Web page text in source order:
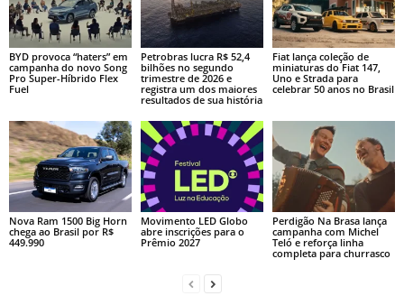
BYD provoca “haters” em
campanha do novo Song
Pro Super-Híbrido Flex
Fuel
Petrobras lucra R$ 52,4
bilhões no segundo
trimestre de 2026 e
registra um dos maiores
resultados de sua história
Fiat lança coleção de
miniaturas do Fiat 147,
Uno e Strada para
celebrar 50 anos no Brasil
Nova Ram 1500 Big Horn
chega ao Brasil por R$
449.990
Movimento LED Globo
abre inscrições para o
Prêmio 2027
Perdigão Na Brasa lança
campanha com Michel
Teló e reforça linha
completa para churrasco